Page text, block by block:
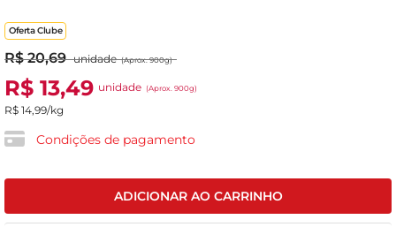
Oferta Clube
R$ 20,69 unidade (Aprox. 900g)
R$ 13,49 unidade (Aprox. 900g)
R$ 14,99/kg
Condições de pagamento
ADICIONAR AO CARRINHO
frango
vinho
leite pó